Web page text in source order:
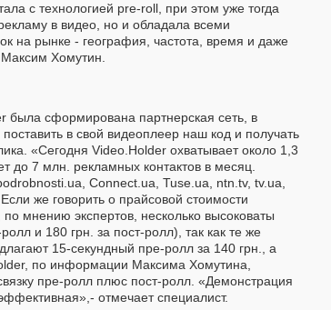
с технологией pre-roll, при этом уже тогда
в видео, но и обладала всеми
на рынке - география, частота, время и даже
Хомутин.
была сформирована партнерская сеть, в
в свой видеоплеер наш код и получать
«Сегодня Video.Holder охватывает около 1,3
до 7 млн. рекламных контактов в месяц.
Connect.ua, Tuse.ua, ntn.tv, tv.ua,
же говорить о прайсовой стоимости
мнению экспертов, несколько высоковаты
и 180 грн. за пост-ролл), так как те же
15-секундный пре-ролл за 140 грн., а
по информации Максима Хомутина,
пре-ролл плюс пост-ролл. «Демонстрация
отмечает специалист.